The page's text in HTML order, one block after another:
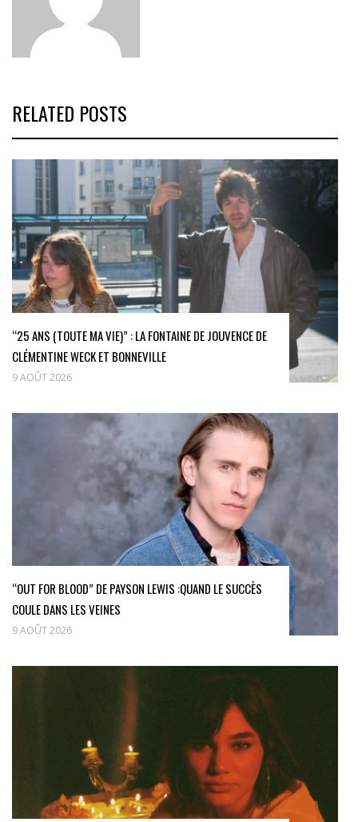
RELATED POSTS
“25 ANS (TOUTE MA VIE)” : LA FONTAINE DE JOUVENCE DE
CLÉMENTINE WECK ET BONNEVILLE
9 AOÛT 2026
“OUT FOR BLOOD” DE PAYSON LEWIS :QUAND LE SUCCÈS
COULE DANS LES VEINES
9 AOÛT 2026